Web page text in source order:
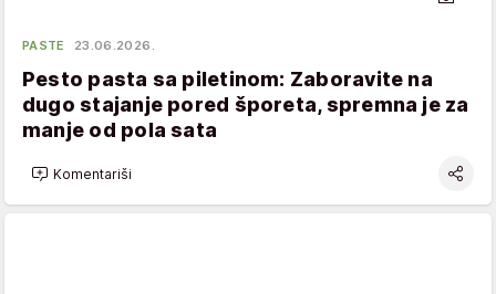
PASTE 23.06.2026.
Pesto pasta sa piletinom: Zaboravite na
dugo stajanje pored šporeta, spremna je za
manje od pola sata
Komentariši